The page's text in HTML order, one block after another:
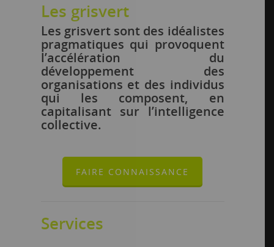
Les grisvert
Les grisvert sont des idéalistes
pragmatiques qui provoquent
l’accélération du
développement des
organisations et des individus
qui les composent, en
capitalisant sur l’intelligence
collective.
FAIRE CONNAISSANCE
Services